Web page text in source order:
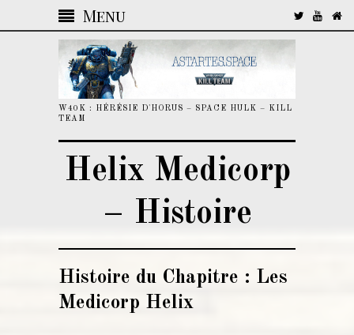
Menu
W40K : HÉRÉSIE D'HORUS – SPACE HULK – KILL
TEAM
Helix Medicorp
– Histoire
Histoire du Chapitre : Les
Medicorp Helix